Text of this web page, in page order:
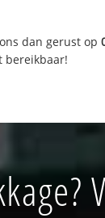
dan gerust op
bereikbaar!